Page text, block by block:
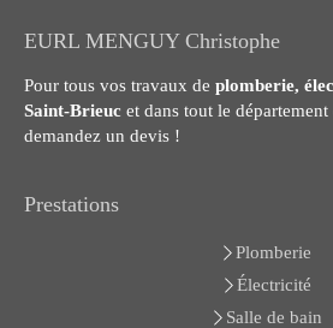
EURL MENGUY Christophe
Pour tous vos travaux de plomberie,
Saint-Brieuc et dans tout le
demandez un devis !
Prestations
Plomberie
Électricité
Salle de bain